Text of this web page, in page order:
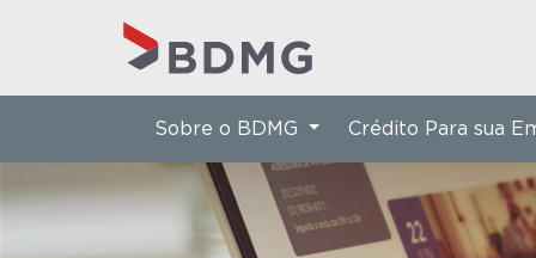
Sobre o BDMG Crédito Para sua